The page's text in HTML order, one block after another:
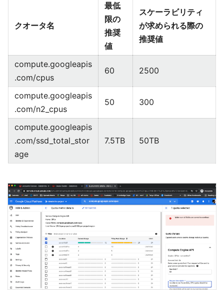
クオータ名
最低
限の
推奨
値
スケーラビリティ
が求められる際の
推奨値
compute.googleapis
.com/cpus
60 2500
compute.googleapis
.com/n2_cpus
50 300
compute.googleapis
.com/ssd_total_stor
age
7.5TB 50TB